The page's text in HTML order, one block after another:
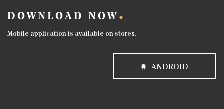
DOWNLOAD NOW
Mobile application is available on stores.
ANDROID